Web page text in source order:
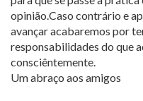
opinião.Caso contrário e
avançar acabaremos por
responsabilidades do que
consciêntemente.
Um abraço aos amigos